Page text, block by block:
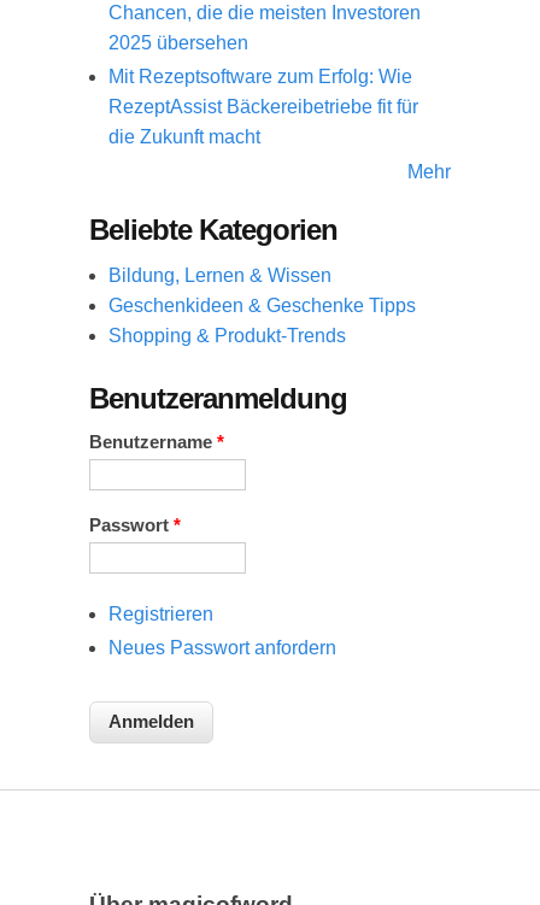
Chancen, die die meisten Investoren
2025 übersehen
Mit Rezeptsoftware zum Erfolg: Wie
RezeptAssist Bäckereibetriebe fit für
die Zukunft macht
Mehr
Beliebte Kategorien
Bildung, Lernen & Wissen
Geschenkideen & Geschenke Tipps
Shopping & Produkt-Trends
Benutzeranmeldung
Benutzername *
Passwort *
Registrieren
Neues Passwort anfordern